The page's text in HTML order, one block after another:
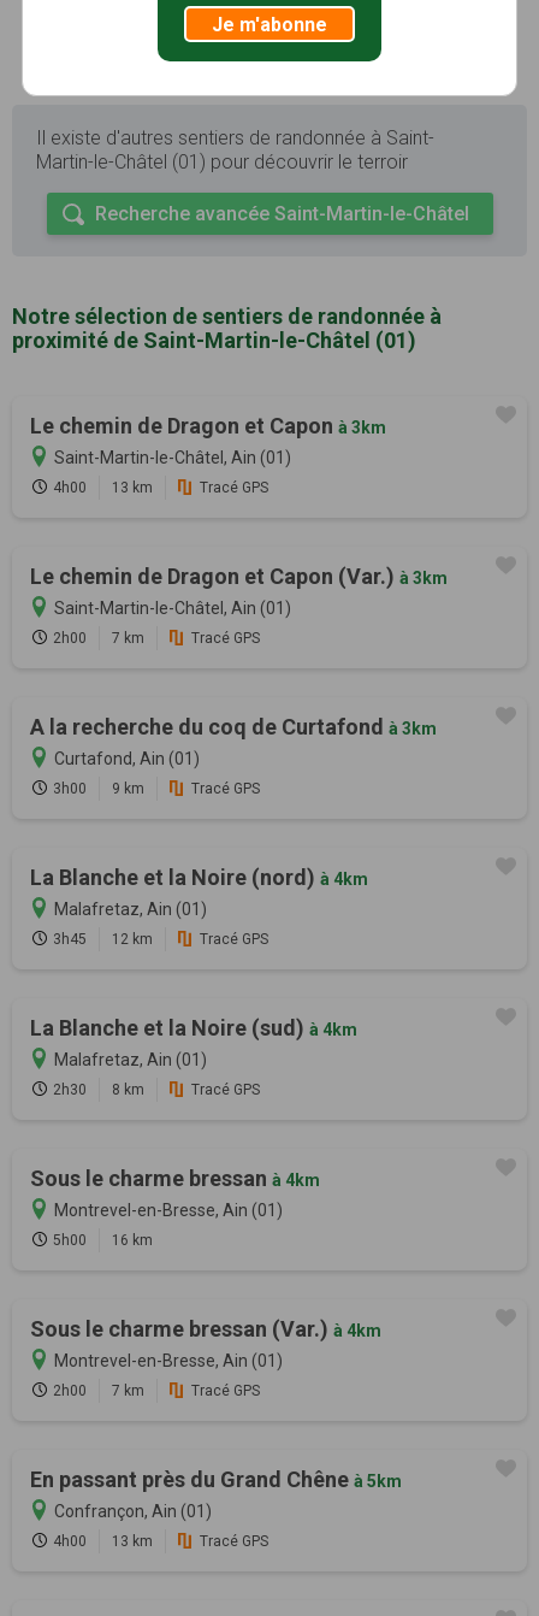
Il existe d'autres sentiers de randonnée à Saint-
Martin-le-Châtel (01) pour découvrir le terroir
Recherche avancée Saint-Martin-le-Châtel
Notre sélection de sentiers de randonnée à
proximité de Saint-Martin-le-Châtel (01)
Le chemin de Dragon et Capon à 3km
Saint-Martin-le-Châtel, Ain (01)
4h00 13 km Tracé GPS
Le chemin de Dragon et Capon (Var.) à 3km
Saint-Martin-le-Châtel, Ain (01)
2h00 7 km Tracé GPS
A la recherche du coq de Curtafond à 3km
Curtafond, Ain (01)
3h00 9 km Tracé GPS
La Blanche et la Noire (nord) à 4km
Malafretaz, Ain (01)
3h45 12 km Tracé GPS
La Blanche et la Noire (sud) à 4km
Malafretaz, Ain (01)
2h30 8 km Tracé GPS
Sous le charme bressan à 4km
Montrevel-en-Bresse, Ain (01)
5h00 16 km
Sous le charme bressan (Var.) à 4km
Montrevel-en-Bresse, Ain (01)
2h00 7 km Tracé GPS
En passant près du Grand Chêne à 5km
Confrançon, Ain (01)
4h00 13 km Tracé GPS
Je m'abonne